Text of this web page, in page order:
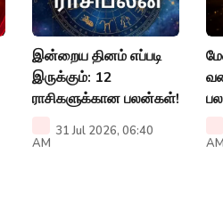
இன்றைய தினம் எப்படி
இருக்கும்: 12
ராசிகளுக்கான பலன்கள்!
31 Jul 2026, 06:40
AM AM